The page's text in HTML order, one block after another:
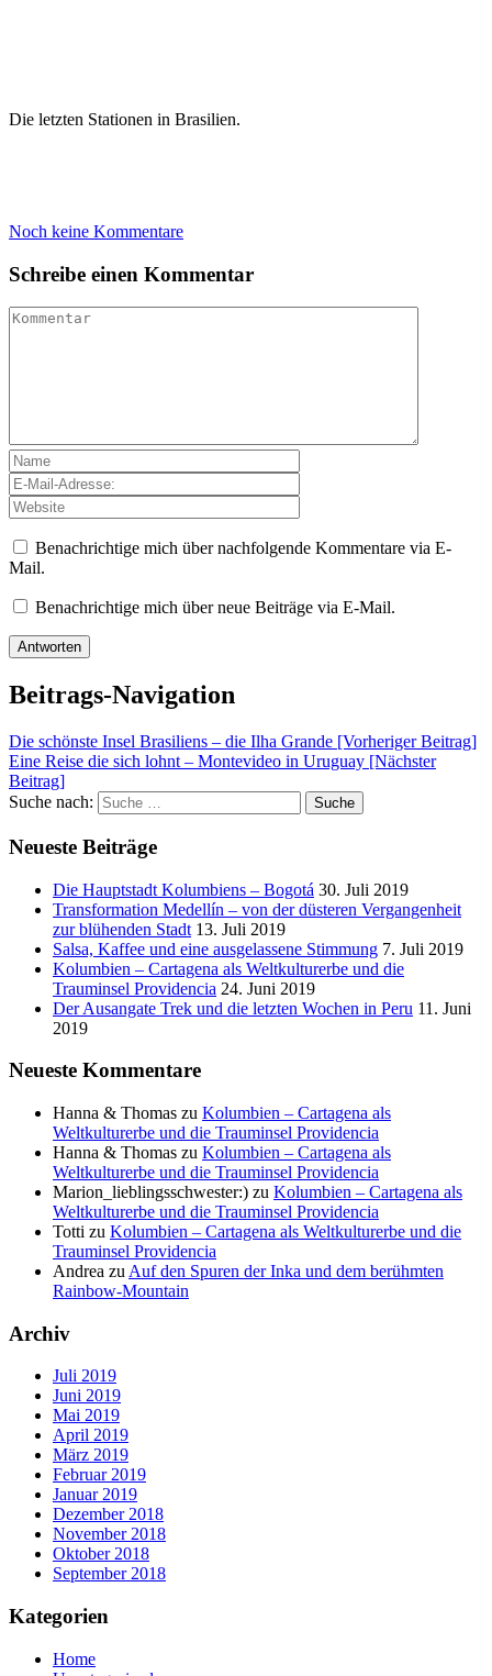
Die letzten Stationen in Brasilien.
Noch keine Kommentare
Schreibe einen Kommentar
Benachrichtige mich über nachfolgende Kommentare via E-
Mail.
Benachrichtige mich über neue Beiträge via E-Mail.
Beitrags-Navigation
Die schönste Insel Brasiliens – die Ilha Grande [Vorheriger Beitrag]
Eine Reise die sich lohnt – Montevideo in Uruguay [Nächster
Beitrag]
Suche nach:
Suche
Neueste Beiträge
Die Hauptstadt Kolumbiens – Bogotá 30. Juli 2019
Transformation Medellín – von der düsteren Vergangenheit
zur blühenden Stadt 13. Juli 2019
Salsa, Kaffee und eine ausgelassene Stimmung 7. Juli 2019
Kolumbien – Cartagena als Weltkulturerbe und die
Trauminsel Providencia 24. Juni 2019
Der Ausangate Trek und die letzten Wochen in Peru 11. Juni
2019
Neueste Kommentare
Hanna & Thomas zu Kolumbien – Cartagena als
Weltkulturerbe und die Trauminsel Providencia
Hanna & Thomas zu Kolumbien – Cartagena als
Weltkulturerbe und die Trauminsel Providencia
Marion_lieblingsschwester:) zu Kolumbien – Cartagena als
Weltkulturerbe und die Trauminsel Providencia
Totti zu Kolumbien – Cartagena als Weltkulturerbe und die
Trauminsel Providencia
Andrea zu Auf den Spuren der Inka und dem berühmten
Rainbow-Mountain
Archiv
Juli 2019
Juni 2019
Mai 2019
April 2019
März 2019
Februar 2019
Januar 2019
Dezember 2018
November 2018
Oktober 2018
September 2018
Kategorien
Home